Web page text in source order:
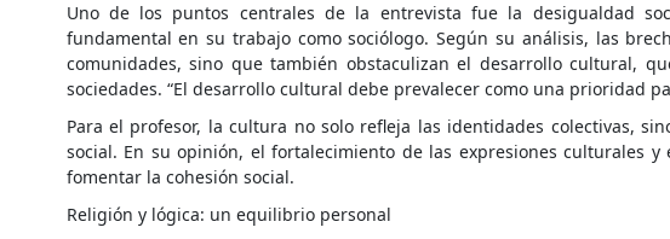
Uno de los puntos centrales de la entrevista fue la desigualdad
fundamental en su trabajo como sociólogo. Según su análisis, las
comunidades, sino que también obstaculizan el desarrollo cultural,
sociedades. “El desarrollo cultural debe prevalecer como una prioridad
Para el profesor, la cultura no solo refleja las identidades colectivas,
social. En su opinión, el fortalecimiento de las expresiones culturales
fomentar la cohesión social.
Religión y lógica: un equilibrio personal